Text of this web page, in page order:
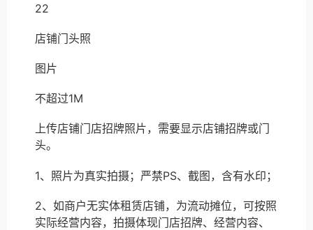
22
店铺门头照
图片
不超过1M
上传店铺门店招牌照片，需要显示店铺招牌或门
头。
1、照片为真实拍摄；严禁PS、截图，含有水印；
2、如商户无实体租赁店铺，为流动摊位，可按照
实际经营内容，拍摄体现门店招牌、经营内容、